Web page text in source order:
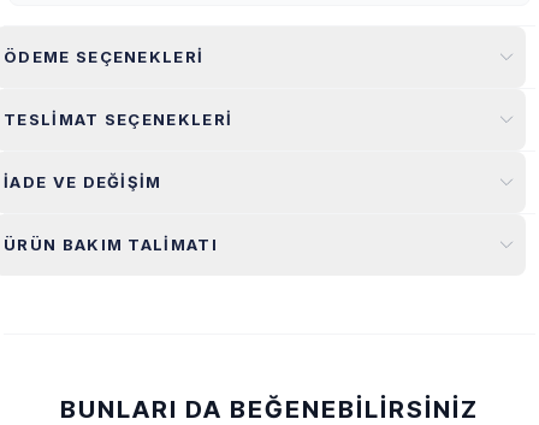
ÖDEME SEÇENEKLERI
TESLIMAT SEÇENEKLERI
İADE VE DEĞIŞIM
ÜRÜN BAKIM TALIMATI
BUNLARI DA BEĞENEBILIRSINIZ